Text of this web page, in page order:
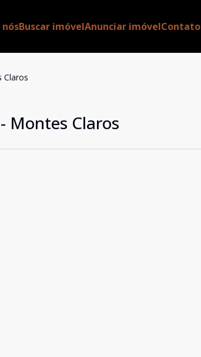
nósBuscar imóvelAnunciar imóvelContato
Claros
Montes Claros